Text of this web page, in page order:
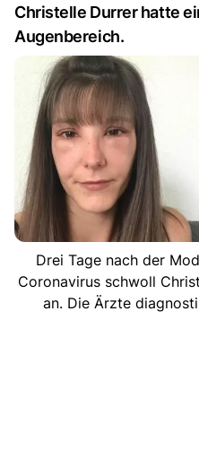
Christelle Durrer hatte
Augenbereich.
Drei Tage nach der
Coronavirus schwoll
an. Die Ärzte